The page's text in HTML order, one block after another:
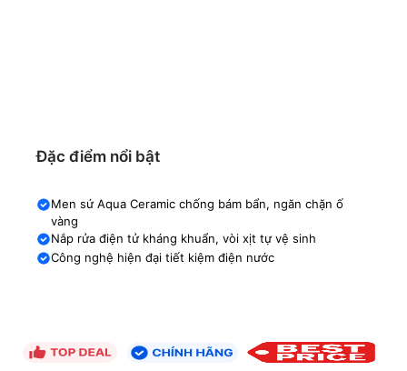
Đặc điểm nổi bật
Men sứ Aqua Ceramic chống bám bẩn, ngăn chặn ố
vàng
Nắp rửa điện tử kháng khuẩn, vòi xịt tự vệ sinh
Công nghệ hiện đại tiết kiệm điện nước